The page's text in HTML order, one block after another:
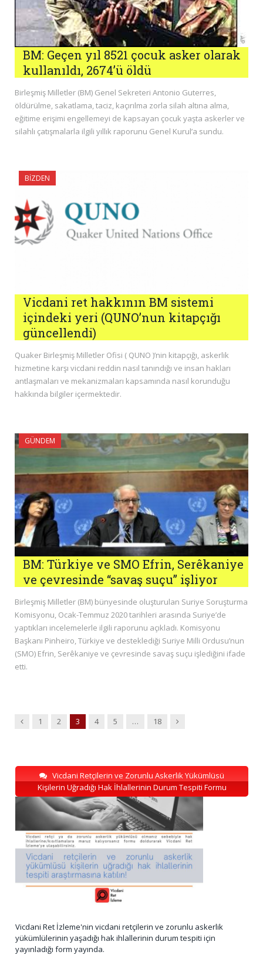
BM: Geçen yıl 8521 çocuk asker olarak
kullanıldı, 2674’ü öldü
Birleşmiş Milletler (BM) Genel Sekreteri Antonio Guterres,
öldürülme, sakatlama, taciz, kaçırılma zorla silah altına alma,
eğitime erişimi engellemeyi de kapsayan çocuk yaşta askerler ve
silahlı çatışmalarla ilgili yıllık raporunu Genel Kurul’a sundu.
BIZDEN
Vicdani ret hakkının BM sistemi
içindeki yeri (QUNO’nun kitapçığı
güncellendi)
Quaker Birleşmiş Milletler Ofisi ( QUNO )’nin kitapçığı, askerlik
hizmetine karşı vicdani reddin nasıl tanındığı ve insan hakları
antlaşmaları ve mekanizmaları kapsamında nasıl korunduğu
hakkında bilgiler içermektedir.
GÜNDEM
BM: Türkiye ve SMO Efrin, Serêkaniye
ve çevresinde “savaş suçu” işliyor
Birleşmiş Milletler (BM) bünyesinde oluşturulan Suriye Soruşturma
Komisyonu, Ocak-Temmuz 2020 tarihleri arasında Suriye’de
yaptıkları incelemelerle ilgili raporunu açıkladı. Komisyonu
Başkanı Pinheiro, Türkiye ve desteklediği Suriye Milli Ordusu’nun
(SMO) Efrin, Serêkaniye ve çevresinde savaş suçu işlediğini ifade
etti.
Previous
1 2 3 4 5 … 18 Next
Vicdani Retçilerin ve Zorunlu Askerlik Yükümlüsü
Kişilerin Uğradığı Hak İhlallerinin Durum Tespiti Formu
Vicdani Ret İzleme'nin vicdani retçilerin ve zorunlu askerlik
yükümlülerinin yaşadığı hak ihlallerinin durum tespiti için
yayınladığı form yayında.